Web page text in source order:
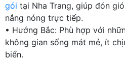
gói tại Nha Trang, giúp đón
nắng nóng trực tiếp.
• Hướng Bắc: Phù hợp với
không gian sống mát mẻ, ít
biển.